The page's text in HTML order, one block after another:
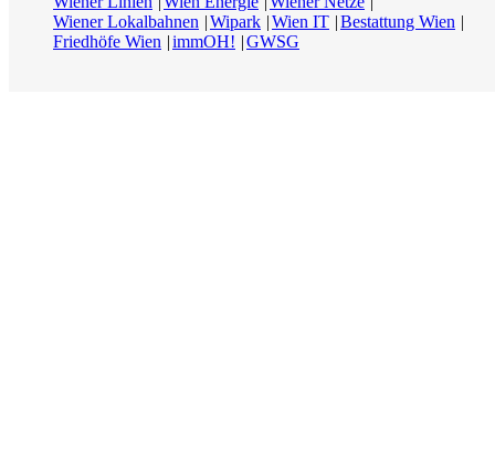
Wiener Lokalbahnen
Wipark Wien IT Bestattung Wien
Friedhöfe Wien
immOH! GWSG